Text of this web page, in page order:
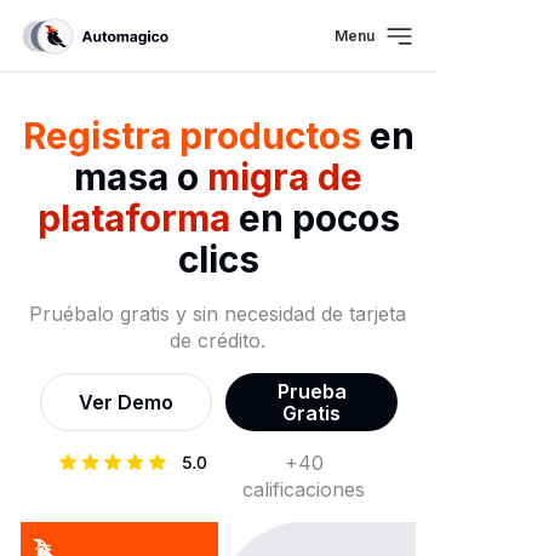
Menu
Registra productos en
masa o migra de
plataforma en pocos
clics
Pruébalo gratis y sin necesidad de tarjeta
de crédito.
Ver Demo
Prueba
Gratis
+40
calificaciones